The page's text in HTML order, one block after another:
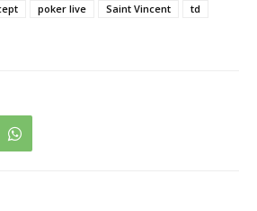
poker live Saint Vincent
td